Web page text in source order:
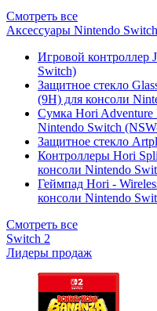
Смотреть все
Аксессуары Nintendo Switch
Игровой контроллер
Switch)
Защитное стекло
(9H) для консоли
Сумка Hori Adventure
Nintendo Switch
Защитное стекло
Контроллеры Hori
консоли Nintendo
Геймпад Hori -
консоли Nintendo
Смотреть все
Switch 2
Лидеры продаж